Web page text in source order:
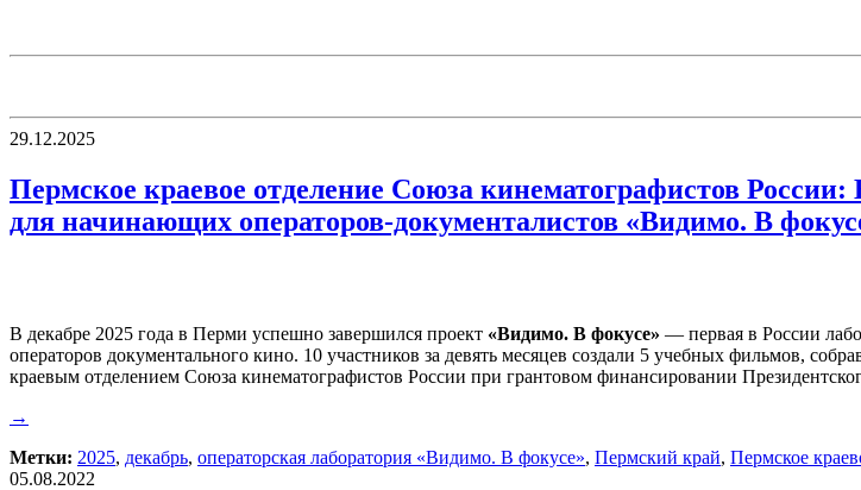
29.12.2025
Пермское краевое отделение Союза кинематографистов
для начинающих операторов-документалистов «Видимо. В
В декабре 2025 года в Перми успешно завершился проект «Видимо. В фокусе» — первая в России
операторов документального кино. 10 участников за девять месяцев создали 5 учебных фильмов,
краевым отделением Союза кинематографистов России при грантовом финансировании
→
Метки: 2025, декабрь, операторская лаборатория «Видимо. В фокусе», Пермский край, Пермское
05.08.2022